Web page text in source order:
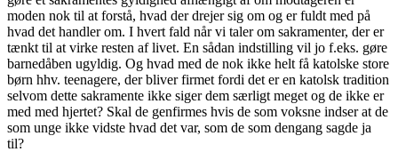
moden nok til at forstå, hvad der drejer sig om og er fuldt med på
hvad det handler om. I hvert fald når vi taler om sakramenter, der er
tænkt til at virke resten af livet. En sådan indstilling vil jo f.eks. gøre
barnedåben ugyldig. Og hvad med de nok ikke helt få katolske store
børn hhv. teenagere, der bliver firmet fordi det er en katolsk tradition
selvom dette sakramente ikke siger dem særligt meget og de ikke er
med med hjertet? Skal de genfirmes hvis de som voksne indser at de
som unge ikke vidste hvad det var, som de som dengang sagde ja
til?